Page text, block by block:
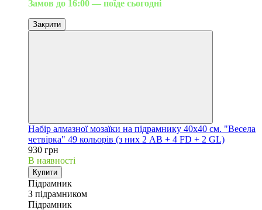
Замов до 16:00 — поїде сьогодні
Закрити
Набір алмазної мозаїки на підрамнику 40х40 см. "Весела
четвірка" 49 кольорів (з них 2 АВ + 4 FD + 2 GL)
930 грн
В наявності
Купити
Підрамник
З підрамником
Підрамник